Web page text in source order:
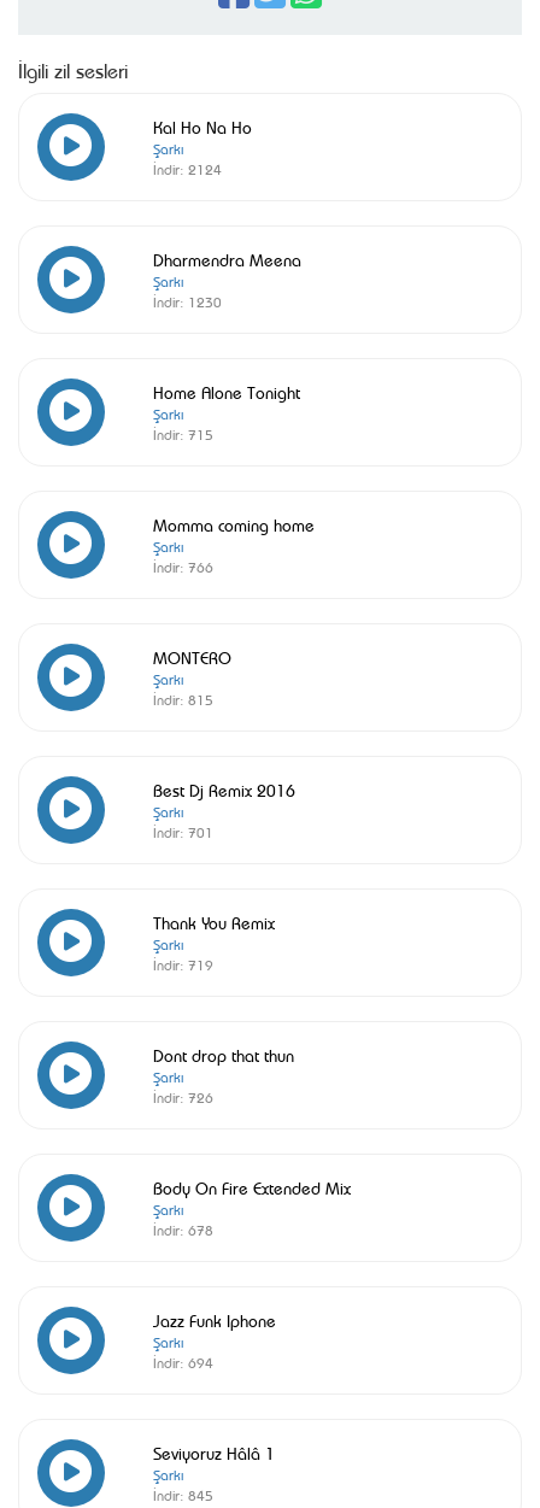
İlgili zil sesleri
Kal Ho Na Ho
Şarkı
İndir: 2124
Dharmendra Meena
Şarkı
İndir: 1230
Home Alone Tonight
Şarkı
İndir: 715
Momma coming home
Şarkı
İndir: 766
MONTERO
Şarkı
İndir: 815
Best Dj Remix 2016
Şarkı
İndir: 701
Thank You Remix
Şarkı
İndir: 719
Dont drop that thun
Şarkı
İndir: 726
Body On Fire Extended Mix
Şarkı
İndir: 678
Jazz Funk Iphone
Şarkı
İndir: 694
Seviyoruz Hâlâ 1
Şarkı
İndir: 845